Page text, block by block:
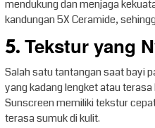
mendukung dan menjaga
kandungan 5X Ceramide,
5. Tekstur yang
Salah satu tantangan saat bayi
yang kadang lengket atau
Sunscreen memiliki tekstur
terasa sumuk di kulit.